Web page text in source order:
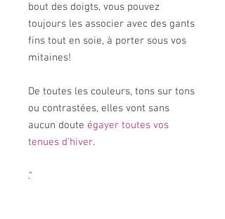
bout des doigts, vous pouvez
toujours les associer avec des gants
fins tout en soie, à porter sous vos
mitaines!
De toutes les couleurs, tons sur tons
ou contrastées, elles vont sans
aucun doute égayer toutes vos
tenues d'hiver.
".